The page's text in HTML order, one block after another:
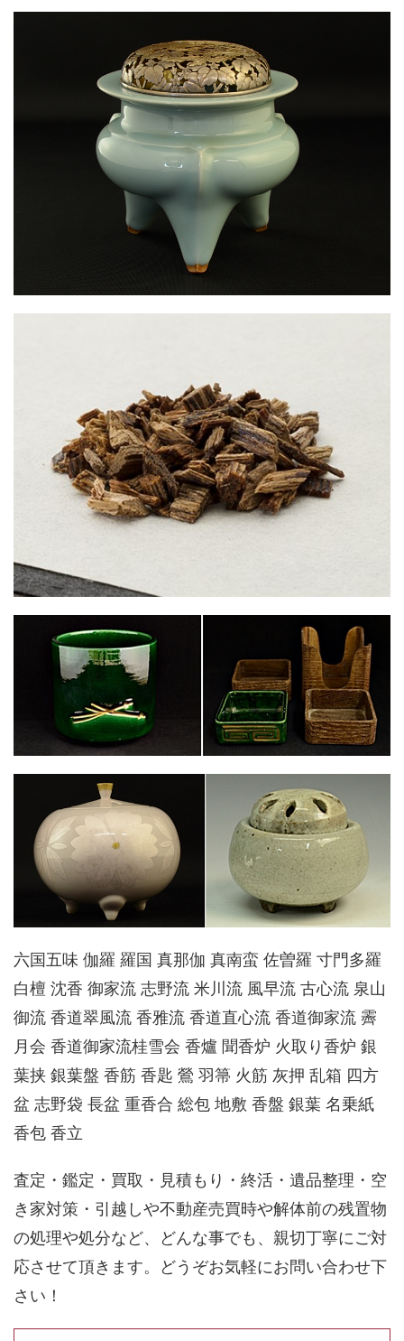
六国五味 伽羅 羅国 真那伽 真南蛮 佐曽羅 寸門多羅
白檀 沈香 御家流 志野流 米川流 風早流 古心流 泉山
御流 香道翠風流 香雅流 香道直心流 香道御家流 霽
月会 香道御家流桂雪会 香爐 聞香炉 火取り香炉 銀
葉挟 銀葉盤 香筋 香匙 鶯 羽箒 火筋 灰押 乱箱 四方
盆 志野袋 長盆 重香合 総包 地敷 香盤 銀葉 名乗紙
香包 香立
査定・鑑定・買取・見積もり・終活・遺品整理・空
き家対策・引越しや不動産売買時や解体前の残置物
の処理や処分など、どんな事でも、親切丁寧にご対
応させて頂きます。どうぞお気軽にお問い合わせ下
さい！